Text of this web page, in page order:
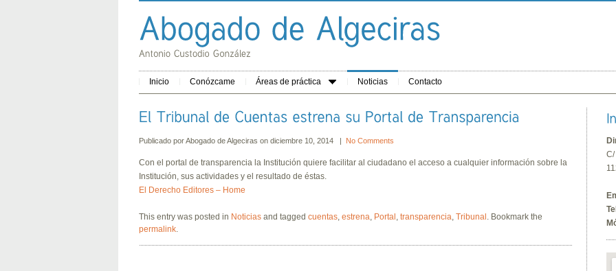
Inicio Conózcame Áreas de práctica Noticias Contacto
Publicado porAbogado de Algeciras on diciembre 10, 2014 | No Comments
Con el portal de transparencia la Institución quiere facilitar al ciudadano el acceso a cualquier información sobre la
Institución, sus actividades y el resultado de éstas.
El Derecho Editores – Home
This entry was posted in Noticias and tagged cuentas, estrena, Portal , transparencia, Tribunal . Bookmark the
permalink.
C/